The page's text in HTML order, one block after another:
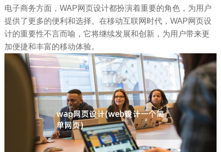
电子商务方面，WAP网页设计都扮演着重要的角色，为用户
提供了更多的便利和选择。在移动互联网时代，WAP网页设
计的重要性不言而喻，它将继续发展和创新，为用户带来更
加便捷和丰富的移动体验。